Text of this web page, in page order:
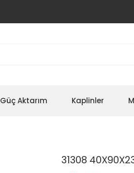
Güç Aktarım Kaplinler
31308